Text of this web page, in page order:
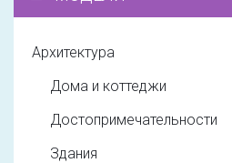
Архитектура
Дома и коттеджи
Достопримечательности
Здания